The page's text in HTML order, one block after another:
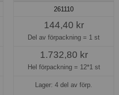
261110
144,40 kr
Del av förpackning = 1 st
1.732,80 kr
Hel förpackning = 12*1 st
Lager: 4 del av förp.